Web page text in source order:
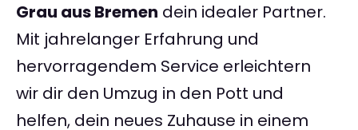
Grau aus Bremen dein idealer Partner.
Mit jahrelanger Erfahrung und
hervorragendem Service erleichtern
wir dir den Umzug in den Pott und
helfen, dein neues Zuhause in einem